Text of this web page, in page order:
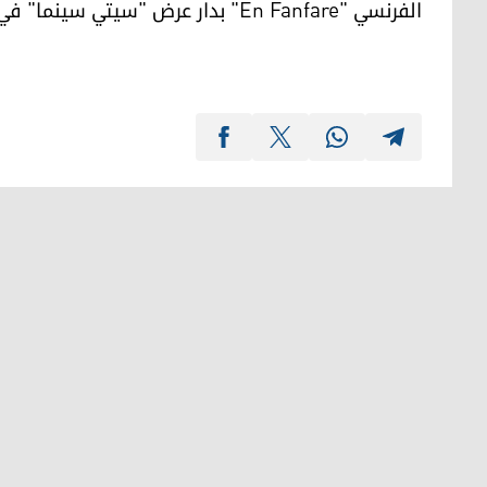
الفرنسي "En Fanfare" بدار عرض "سيتي سينما" في السليمانية.